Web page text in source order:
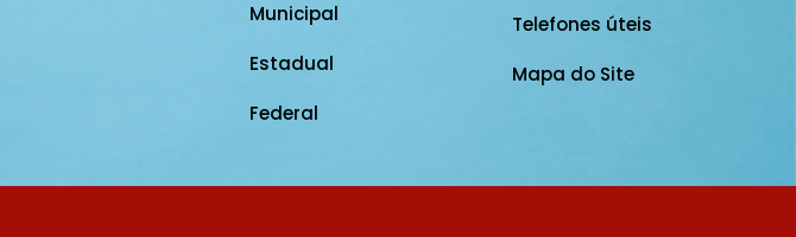
Municipal
Estadual
Federal
Telefones úteis
Mapa do Site